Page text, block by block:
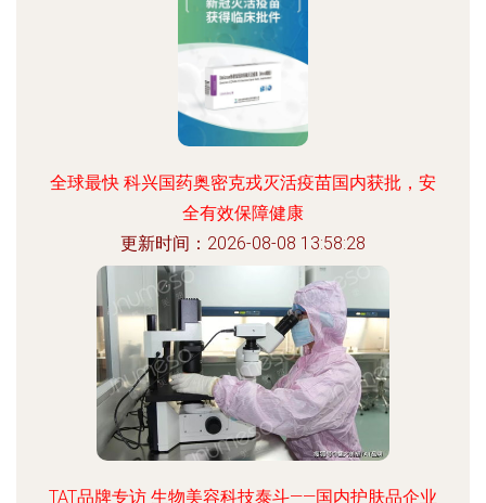
全球最快 科兴国药奥密克戎灭活疫苗国内获批，安
全有效保障健康
更新时间：2026-08-08 13:58:28
TAT品牌专访 生物美容科技泰斗——国内护肤品企业